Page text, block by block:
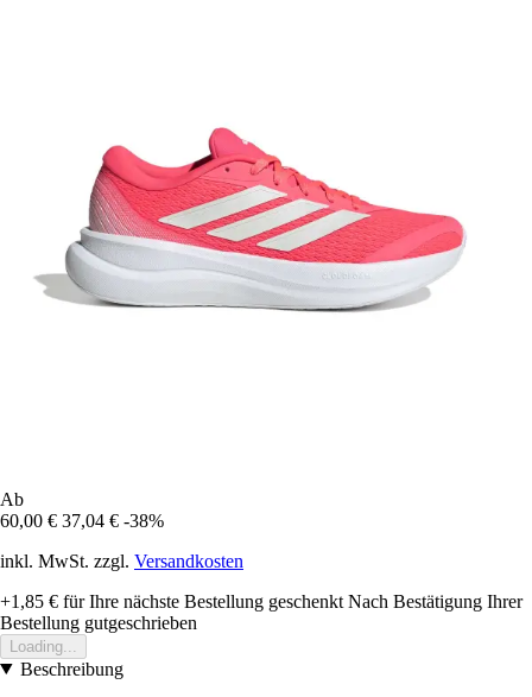
Ab
60,00 € 37,04 € -38%
inkl. MwSt. zzgl. Versandkosten
+1,85 € für Ihre nächste Bestellung geschenkt Nach Bestätigung Ihrer
Bestellung gutgeschrieben
Loading...
Beschreibung